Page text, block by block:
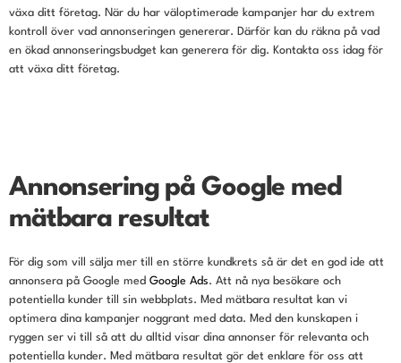
växa ditt företag. När du har väloptimerade kampanjer har du extrem
kontroll över vad annonseringen genererar. Därför kan du räkna på vad
en ökad annonseringsbudget kan generera för dig. Kontakta oss idag för
att växa ditt företag.
Annonsering på Google med
mätbara resultat
För dig som vill sälja mer till en större kundkrets så är det en god ide att
annonsera på Google med Google Ads. Att nå nya besökare och
potentiella kunder till sin webbplats. Med mätbara resultat kan vi
optimera dina kampanjer noggrant med data. Med den kunskapen i
ryggen ser vi till så att du alltid visar dina annonser för relevanta och
potentiella kunder. Med mätbara resultat gör det enklare för oss att